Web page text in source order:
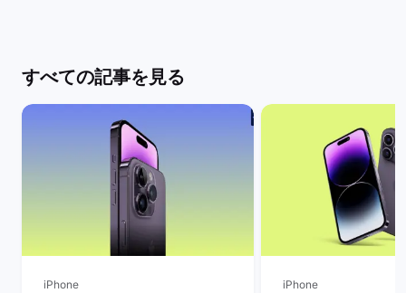
すべての記事を見る
iPhone iPhone